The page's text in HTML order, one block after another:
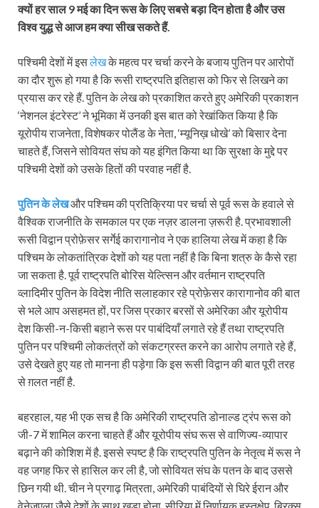
क्यों हर साल 9 मई का दिन रूस के लिए सबसे बड़ा दिन होता है और उस
विश्व युद्ध से आज हम क्या सीख सकते हैं.
पश्चिमी देशों में इसलेखके महत्व पर चर्चा करने के बजाय पुतिन पर आरोपों
का दौर शुरू हो गया है कि रूसी राष्ट्रपति इतिहास को फिर से लिखने का
प्रयास कर रहे हैं. पुतिन के लेख को प्रकाशित करते हुए अमेरिकी प्रकाशन
‘नेशनल इंटरेस्ट’ ने भूमिका में उनकी इस बात को रेखांकित किया है कि
यूरोपीय राजनेता, विशेषकर पोलैंड के नेता, ‘म्यूनिख़ धोखे’ को बिसार देना
चाहते हैं, जिसने सोवियत संघ को यह इंगित किया था कि सुरक्षा के मुद्दे पर
पश्चिमी देशों को उसके हितों की परवाह नहीं है.
पुतिन के लेखऔर पश्चिम की प्रतिक्रिया पर चर्चा से पूर्व रूस के हवाले से
वैश्विक राजनीति के समकाल पर एक नज़र डालना ज़रूरी है. प्रभावशाली
रूसी विद्वान प्रोफ़ेसर सर्गेई कारागानोव ने एक हालिया लेख में कहा है कि
पश्चिम के लोकतांत्रिक देशों को यह पता नहीं है कि बिना शत्रु के कैसे रहा
जा सकता है. पूर्व राष्ट्रपति बोरिस येल्त्सिन और वर्तमान राष्ट्रपति
व्लादिमीर पुतिन के विदेश नीति सलाहकार रहे प्रोफ़ेसर कारागानोव की बात
से भले आप असहमत हों, पर जिस प्रकार बरसों से अमेरिका और यूरोपीय
देश किसी-न-किसी बहाने रूस पर पाबंदियाँ लगाते रहे हैं तथा राष्ट्रपति
पुतिन पर पश्चिमी लोकतंत्रों को संकटग्रस्त करने का आरोप लगाते रहे हैं,
उसे देखते हुए यह तो मानना ही पड़ेगा कि इस रूसी विद्वान की बात पूरी तरह
से ग़लत नहीं है.
बहरहाल, यह भी एक सच है कि अमेरिकी राष्ट्रपति डोनाल्ड ट्रंप रूस को
जी-7 में शामिल करना चाहते हैं और यूरोपीय संघ रूस से वाणिज्य-व्यापार
बढ़ाने की कोशिश में है. इससे स्पष्ट है कि राष्ट्रपति पुतिन के नेतृत्व में रूस ने
वह जगह फिर से हासिल कर ली है, जो सोवियत संघ के पतन के बाद उससे
छिन गयी थी. चीन ने प्रगाढ़ मित्रता, अमेरिकी पाबंदियों से घिरे ईरान और